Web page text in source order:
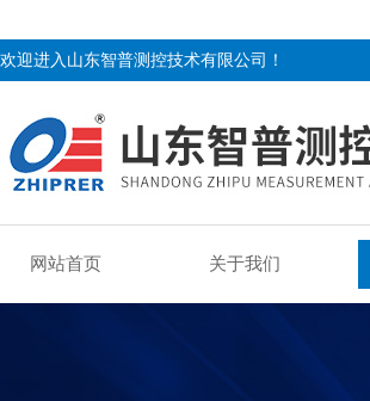
欢迎进入山东智普测控技术有限公司！
网站首页 关于我们